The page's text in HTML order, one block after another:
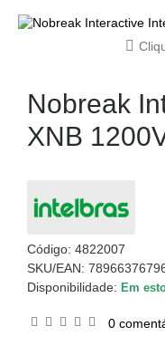
Nobreak
XNB
Código: 4822007
SKU/EAN:
Disponibilidade: Em
0